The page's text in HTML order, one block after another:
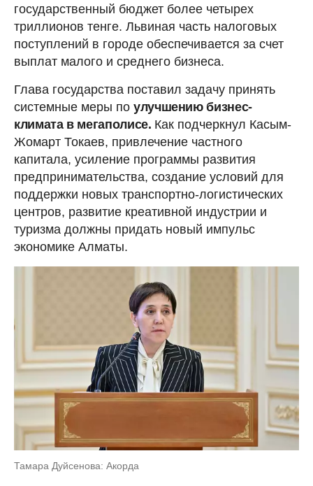
государственный бюджет более четырех
триллионов тенге. Львиная часть налоговых
поступлений в городе обеспечивается за счет
выплат малого и среднего бизнеса.
Глава государства поставил задачу принять
системные меры по улучшению бизнес-
климата в мегаполисе. Как подчеркнул Касым-
Жомарт Токаев, привлечение частного
капитала, усиление программы развития
предпринимательства, создание условий для
поддержки новых транспортно-логистических
центров, развитие креативной индустрии и
туризма должны придать новый импульс
экономике Алматы.
Тамара Дуйсенова: Акорда